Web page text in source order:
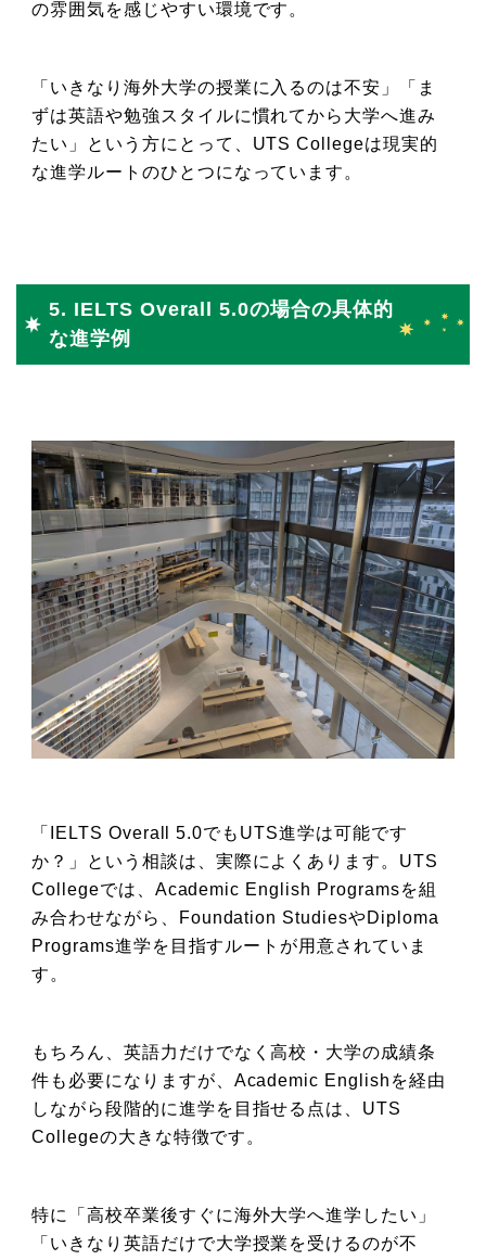
の雰囲気を感じやすい環境です。
「いきなり海外大学の授業に入るのは不安」「ま
ずは英語や勉強スタイルに慣れてから大学へ進み
たい」という方にとって、UTS Collegeは現実的
な進学ルートのひとつになっています。
5. IELTS Overall 5.0の場合の具体的
な進学例
「IELTS Overall 5.0でもUTS進学は可能です
か？」という相談は、実際によくあります。UTS
Collegeでは、Academic English Programsを組
み合わせながら、Foundation StudiesやDiploma
Programs進学を目指すルートが用意されていま
す。
もちろん、英語力だけでなく高校・大学の成績条
件も必要になりますが、Academic Englishを経由
しながら段階的に進学を目指せる点は、UTS
Collegeの大きな特徴です。
特に「高校卒業後すぐに海外大学へ進学したい」
「いきなり英語だけで大学授業を受けるのが不